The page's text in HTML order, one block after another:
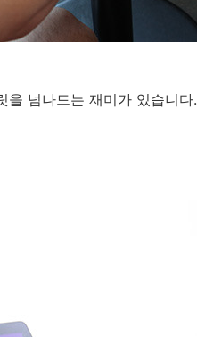
을 넘나드는 재미가 있습니다.